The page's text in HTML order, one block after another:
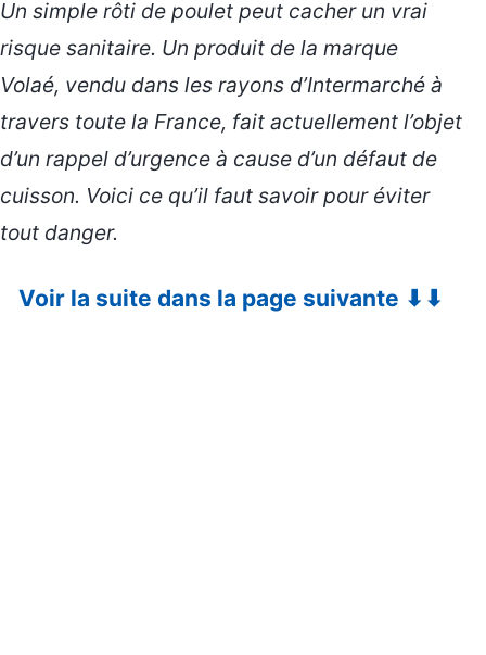
Un simple rôti de poulet peut cacher un vrai
risque sanitaire. Un produit de la marque
Volaé, vendu dans les rayons d’Intermarché à
travers toute la France, fait actuellement l’objet
d’un rappel d’urgence à cause d’un défaut de
cuisson. Voici ce qu’il faut savoir pour éviter
tout danger.
Voir la suite dans la page suivante ⬇⬇